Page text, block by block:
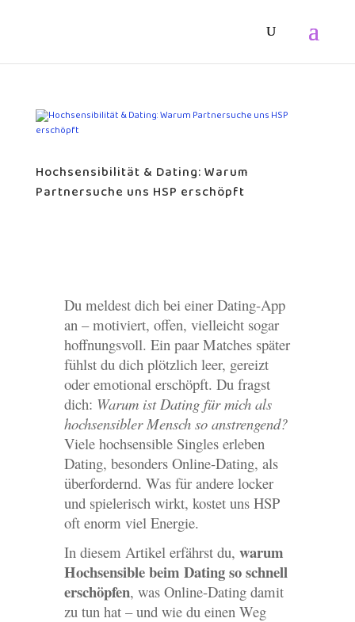
Hochsensibilität & Dating: Warum
Partnersuche uns HSP erschöpft
Du meldest dich bei einer Dating-App
an – motiviert, offen, vielleicht sogar
hoffnungsvoll. Ein paar Matches später
fühlst du dich plötzlich leer, gereizt
oder emotional erschöpft. Du fragst
dich: Warum ist Dating für mich als
hochsensibler Mensch so anstrengend?
Viele hochsensible Singles erleben
Dating, besonders Online-Dating, als
überfordernd. Was für andere locker
und spielerisch wirkt, kostet uns HSP
oft enorm viel Energie.
In diesem Artikel erfährst du, warum
Hochsensible beim Dating so schnell
erschöpfen, was Online-Dating damit
zu tun hat – und wie du einen Weg